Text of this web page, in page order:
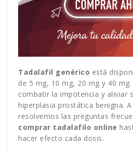
Tadalafil genérico está
de 5 mg, 10 mg, 20 mg y 40 mg.
combatir la impotencia y aliviar
hiperplasia prostática benigna.
resolvemos las preguntas
comprar tadalafilo online
hacer efecto cada dosis.